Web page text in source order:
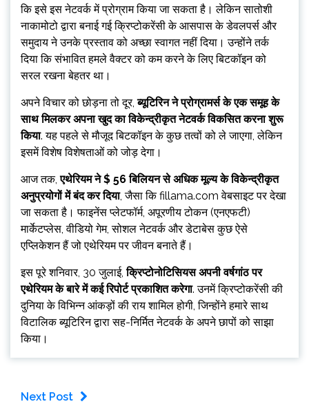
कि इसे इस नेटवर्क में प्रोग्राम किया जा सकता है। लेकिन सातोशी
नाकामोटो द्वारा बनाई गई क्रिप्टोकरेंसी के आसपास के डेवलपर्स और
समुदाय ने उनके प्रस्ताव को अच्छा स्वागत नहीं दिया। उन्होंने तर्क
दिया कि संभावित हमले वैक्टर को कम करने के लिए बिटकॉइन को
सरल रखना बेहतर था।
अपने विचार को छोड़ना तो दूर,ब्यूटिरिन ने प्रोग्रामर्स के एक समूह के
साथ मिलकर अपना खुद का विकेन्द्रीकृत नेटवर्क विकसित करना शुरू
किया. यह पहले से मौजूद बिटकॉइन के कुछ तत्वों को ले जाएगा, लेकिन
इसमें विशेष विशेषताओं को जोड़ देगा।
आज तक,एथेरियम ने $ 56 बिलियन से अधिक मूल्य के विकेन्द्रीकृत
अनुप्रयोगों में बंद कर दिया, जैसा कि fillama.com वेबसाइट पर देखा
जा सकता है। फाइनेंस प्लेटफॉर्म, अपूरणीय टोकन (एनएफटी)
मार्केटप्लेस, वीडियो गेम, सोशल नेटवर्क और डेटाबेस कुछ ऐसे
एप्लिकेशन हैं जो एथेरियम पर जीवन बनाते हैं।
इस पूरे शनिवार, 30 जुलाई,क्रिप्टोनोटिसियस अपनी वर्षगांठ पर
एथेरियम के बारे में कई रिपोर्ट प्रकाशित करेगा. उनमें क्रिप्टोकरेंसी की
दुनिया के विभिन्न आंकड़ों की राय शामिल होगी, जिन्होंने हमारे साथ
विटालिक ब्यूटिरिन द्वारा सह-निर्मित नेटवर्क के अपने छापों को साझा
किया।
Next Post